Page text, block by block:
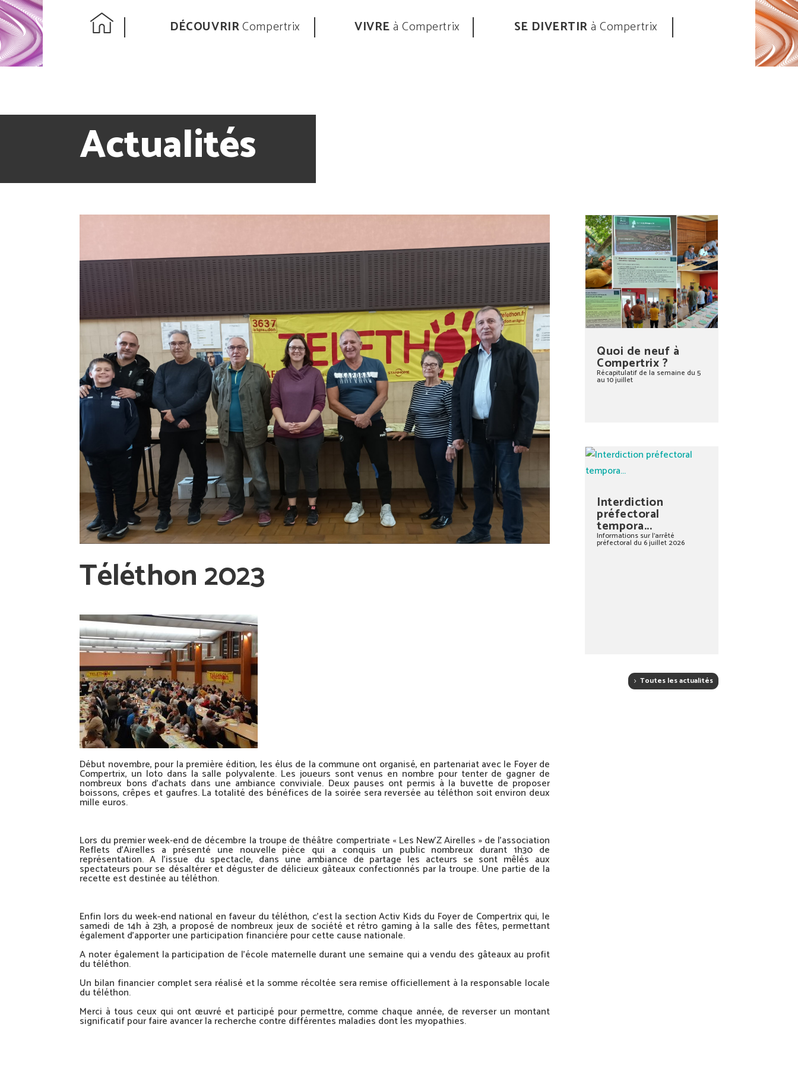
DÉCOUVRIRCompertrix VIVREà Compertrix SE DIVERTIRà Compertrix
Actualités
Téléthon 2023
Début novembre, pour la première édition, les élus de la commune ont organisé, en partenariat avec le Foyer de
Compertrix, un loto dans la salle polyvalente. Les joueurs sont venus en nombre pour tenter de gagner de
nombreux bons d’achats dans une ambiance conviviale. Deux pauses ont permis à la buvette de proposer
boissons, crêpes et gaufres. La totalité des bénéfices de la soirée sera reversée au téléthon soit environ deux
mille euros.
Lors du premier week-end de décembre la troupe de théâtre compertriate « Les New’Z Airelles » de l’association
Reflets d’Airelles a présenté une nouvelle pièce qui a conquis un public nombreux durant 1h30 de
représentation. A l’issue du spectacle, dans une ambiance de partage les acteurs se sont mêlés aux
spectateurs pour se désaltérer et déguster de délicieux gâteaux confectionnés par la troupe. Une partie de la
recette est destinée au téléthon.
Enfin lors du week-end national en faveur du téléthon, c’est la section Activ Kids du Foyer de Compertrix qui, le
samedi de 14h à 23h, a proposé de nombreux jeux de société et rétro gaming à la salle des fêtes, permettant
également d’apporter une participation financière pour cette cause nationale.
A noter également la participation de l’école maternelle durant une semaine qui a vendu des gâteaux au profit
du téléthon.
Un bilan financier complet sera réalisé et la somme récoltée sera remise officiellement à la responsable locale
du téléthon.
Merci à tous ceux qui ont œuvré et participé pour permettre, comme chaque année, de reverser un montant
significatif pour faire avancer la recherche contre différentes maladies dont les myopathies.
Quoi de neuf à
Compertrix ?
Récapitulatif de la semaine du 5
au 10 juillet
Interdiction
préfectoral
tempora...
Informations sur l’arrêté
préfectoral du 6 juillet 2026
Toutes les actualités